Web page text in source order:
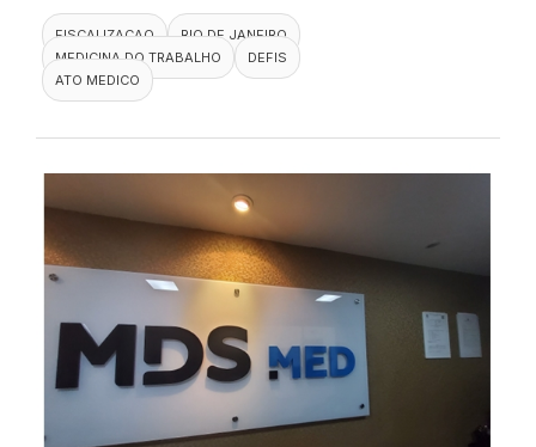
FISCALIZACAO
RIO DE JANEIRO
MEDICINA DO TRABALHO
DEFIS
ATO MEDICO